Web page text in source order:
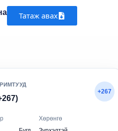
Татаж авах
+267
Хөрөнгө